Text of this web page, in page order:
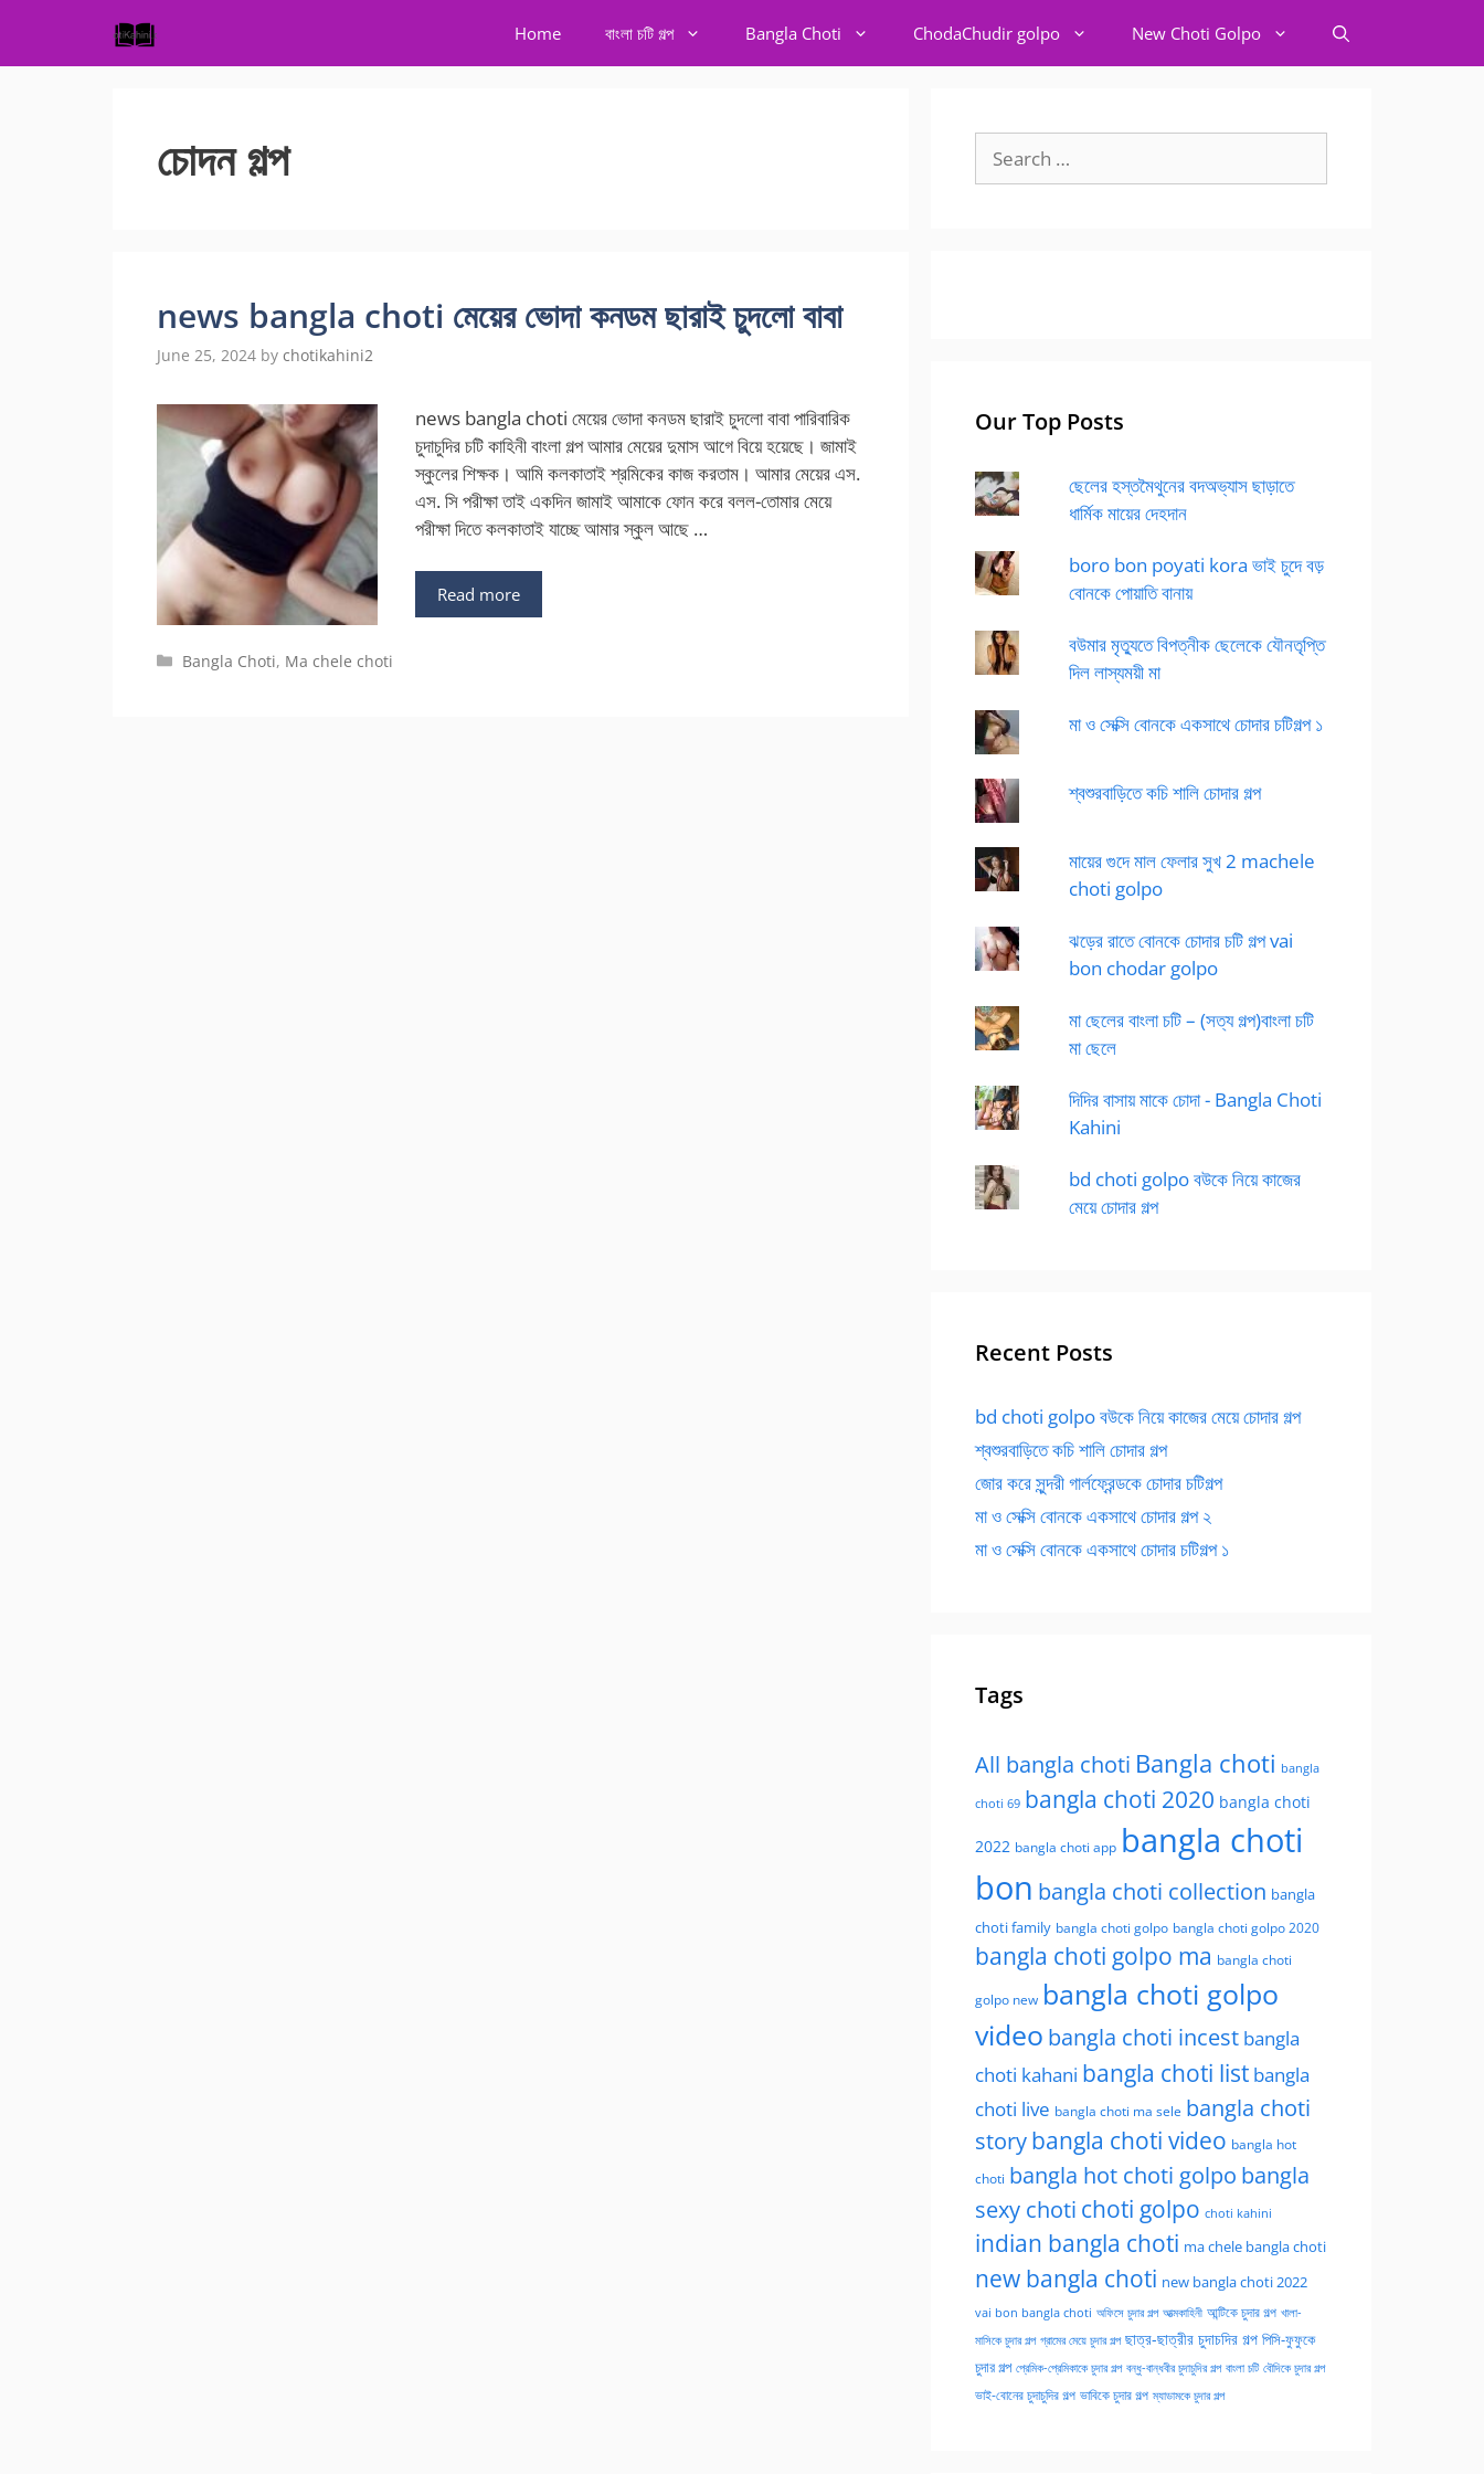
content
Home বাংলা চটি গল্প Bangla Choti ChodaChudir golpo New Choti Golpo
চোদন গল্প
news bangla choti মেয়ের ভোদা কনডম ছারাই চুদলো বাবা
June 25, 2024 by chotikahini2
news bangla choti মেয়ের ভোদা কনডম ছারাই চুদলো বাবা পারিবারিক
চুদাচুদির চটি কাহিনী বাংলা গল্প আমার মেয়ের দুমাস আগে বিয়ে হয়েছে। জামাই
স্কুলের শিক্ষক। আমি কলকাতাই শ্রমিকের কাজ করতাম। আমার মেয়ের এস.
এস. সি পরীক্ষা তাই একদিন জামাই আমাকে ফোন করে বলল-তোমার মেয়ে
পরীক্ষা দিতে কলকাতাই যাচ্ছে আমার স্কুল আছে …
Read more
Categories
Bangla Choti, Ma chele choti
for:
Our Top Posts
ছেলের হস্তমৈথুনের বদঅভ্যাস ছাড়াতে
ধার্মিক মায়ের দেহদান
boro bon poyati kora ভাই চুদে বড়
বোনকে পোয়াতি বানায়
বউমার মৃত্যুতে বিপত্নীক ছেলেকে যৌনতৃপ্তি
দিল লাস্যময়ী মা
মা ও সেক্সি বোনকে একসাথে চোদার চটিগল্প ১
শ্বশুরবাড়িতে কচি শালি চোদার গল্প
মায়ের গুদে মাল ফেলার সুখ 2 machele
choti golpo
ঝড়ের রাতে বোনকে চোদার চটি গল্প vai
bon chodar golpo
মা ছেলের বাংলা চটি – (সত্য গল্প)বাংলা চটি
মা ছেলে
দিদির বাসায় মাকে চোদা - Bangla Choti
Kahini
bd choti golpo বউকে নিয়ে কাজের
মেয়ে চোদার গল্প
Recent Posts
bd choti golpo বউকে নিয়ে কাজের মেয়ে চোদার গল্প
শ্বশুরবাড়িতে কচি শালি চোদার গল্প
জোর করে সুন্দরী গার্লফ্রেন্ডকে চোদার চটিগল্প
মা ও সেক্সি বোনকে একসাথে চোদার গল্প ২
মা ও সেক্সি বোনকে একসাথে চোদার চটিগল্প ১
Tags
All bangla choti Bangla choti bangla
choti 69 bangla choti 2020 bangla choti
2022 bangla choti app bangla choti
bon bangla choti collection bangla
choti family bangla choti golpo bangla choti golpo 2020
bangla choti golpo ma bangla choti
golpo new bangla choti golpo
video bangla choti incest bangla
choti kahani bangla choti list bangla
choti live bangla choti ma sele bangla choti
storybangla choti video bangla hot
choti bangla hot choti golpo bangla
sexy choti choti golpo choti kahini
indian bangla choti ma chele bangla choti
new bangla choti new bangla choti 2022
vai bon bangla choti অফিসে চুদার গল্প আত্মকাহিনী আন্টিকে চুদার গল্প খালা-
মাসিকে চুদার গল্প গ্রামের মেয়ে চুদার গল্প ছাত্র-ছাত্রীর চুদাচদির গল্প পিসি-ফুফুকে
চুদার গল্প প্রেমিক-প্রেমিকাকে চুদার গল্প বন্ধু-বান্ধবীর চুদাচুদির গল্প বাংলা চটি বৌদিকে চুদার গল্প
ভাই-বোনের চুদাচুদির গল্প ভাবিকে চুদার গল্প ম্যাডামকে চুদার গল্প